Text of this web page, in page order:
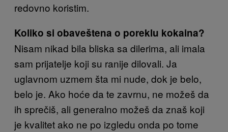
redovno koristim.
Koliko si obaveštena o poreklu kokaina?
Nisam nikad bila bliska sa dilerima, ali imala
sam prijatelje koji su ranije dilovali. Ja
uglavnom uzmem šta mi nude, dok je belo,
belo je. Ako hoće da te zavrnu, ne možeš da
ih sprečiš, ali generalno možeš da znaš koji
je kvalitet ako ne po izgledu onda po tome